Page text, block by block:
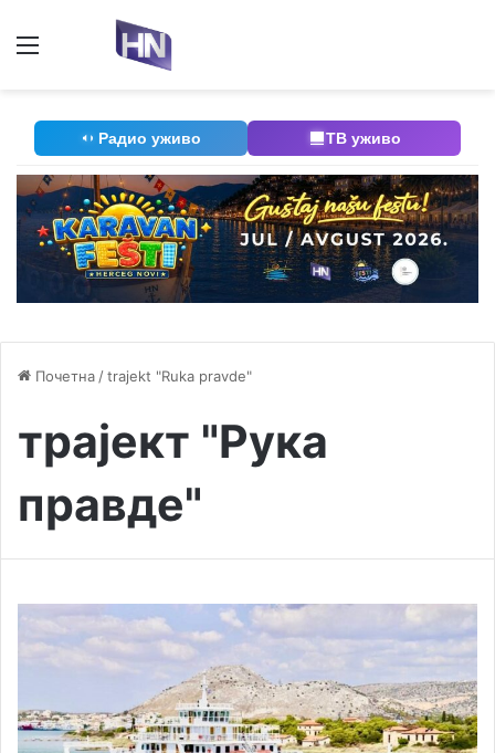
Радио уживо ТВ уживо
Почетна /trajekt "Ruka pravde"
трајект "Рука
правде"